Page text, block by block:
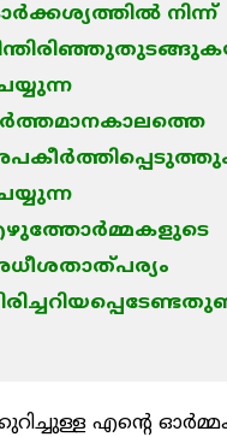
നിന്ന്
എന്റെ